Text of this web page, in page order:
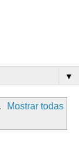
▼
Mostrar todas